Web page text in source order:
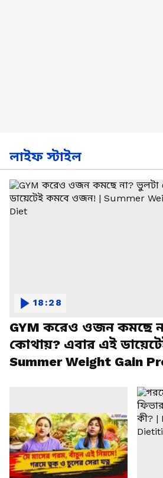
লাইফ স্টাইল
GYM করেও ওজন কমছে
কোথায়? এবার এই
Summer Weight Gain
18:28